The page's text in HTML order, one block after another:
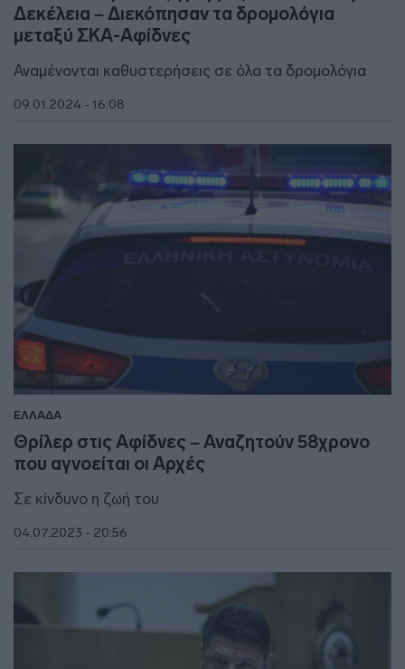
Δεκέλεια – Διεκόπησαν τα δρομολόγια
μεταξύ ΣΚΑ-Αφίδνες
Αναμένονται καθυστερήσεις σε όλα τα δρομολόγια
09.01.2024 - 16:08
ΕΛΛΑΔΑ
Θρίλερ στις Αφίδνες – Αναζητούν 58χρονο
που αγνοείται οι Αρχές
Σε κίνδυνο η ζωή του
04.07.2023 - 20:56